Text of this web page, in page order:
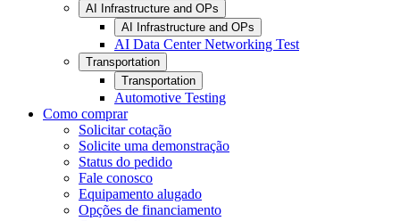
AI Infrastructure and OPs
AI Infrastructure and OPs
AI Data Center Networking Test
Transportation
Transportation
Automotive Testing
Como comprar
Solicitar cotação
Solicite uma demonstração
Status do pedido
Fale conosco
Equipamento alugado
Opções de financiamento